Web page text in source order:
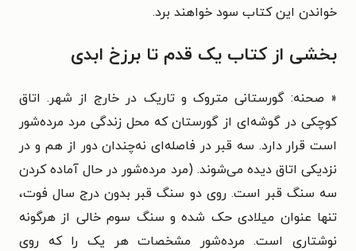
خواندن این کتاب سود خواهند برد.
بخشی از کتاب یک قدم تا برزخ ابدی
« صحنه: گورستانی متروک و تاریک در خارج از شهر. اتاق
کوچکی در گوشه‌ای از گورستان که محل زندگی مرد مرده‌شور
است قرار دارد. سه قبر در فاصله‌ای نه‌چندان دور از هم و در
نزدیکی اتاق دیده می‌شوند. (مرد مرده‌شور در حال آماده کردن
سه سنگ قبر است. روی دو سنگ قبر بدون درج سال فوت،
تنها عنوان میلادی حک شده و سنگ سوم خالی از هرگونه
نوشتاری است. مرده‌شور مشخصات هر یک را که روی